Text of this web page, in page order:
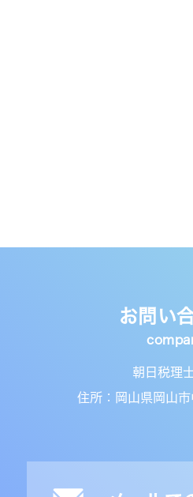
お問い
朝日税理
住所：岡山県岡山